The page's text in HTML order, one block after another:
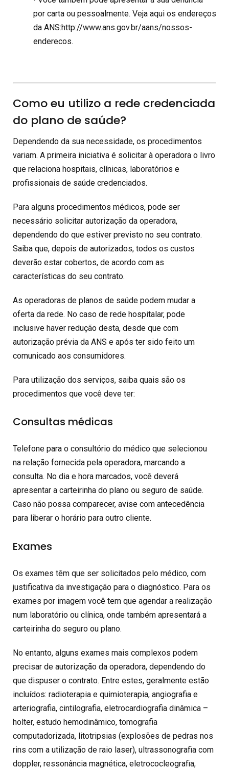
por carta ou pessoalmente. Veja aqui os endereços
da ANS:http://www.ans.gov.br/aans/nossos-
enderecos.
Como eu utilizo a rede credenciada
do plano de saúde?
Dependendo da sua necessidade, os procedimentos
variam. A primeira iniciativa é solicitar à operadora o livro
que relaciona hospitais, clínicas, laboratórios e
profissionais de saúde credenciados.
Para alguns procedimentos médicos, pode ser
necessário solicitar autorização da operadora,
dependendo do que estiver previsto no seu contrato.
Saiba que, depois de autorizados, todos os custos
deverão estar cobertos, de acordo com as
características do seu contrato.
As operadoras de planos de saúde podem mudar a
oferta da rede. No caso de rede hospitalar, pode
inclusive haver redução desta, desde que com
autorização prévia da ANS e após ter sido feito um
comunicado aos consumidores.
Para utilização dos serviços, saiba quais são os
procedimentos que você deve ter:
Consultas médicas
Telefone para o consultório do médico que selecionou
na relação fornecida pela operadora, marcando a
consulta. No dia e hora marcados, você deverá
apresentar a carteirinha do plano ou seguro de saúde.
Caso não possa comparecer, avise com antecedência
para liberar o horário para outro cliente.
Exames
Os exames têm que ser solicitados pelo médico, com
justificativa da investigação para o diagnóstico. Para os
exames por imagem você tem que agendar a realização
num laboratório ou clínica, onde também apresentará a
carteirinha do seguro ou plano.
No entanto, alguns exames mais complexos podem
precisar de autorização da operadora, dependendo do
que dispuser o contrato. Entre estes, geralmente estão
incluídos: radioterapia e quimioterapia, angiografia e
arteriografia, cintilografia, eletrocardiografia dinâmica –
holter, estudo hemodinâmico, tomografia
computadorizada, litotripsias (explosões de pedras nos
rins com a utilização de raio laser), ultrassonografia com
doppler, ressonância magnética, eletrococleografia,